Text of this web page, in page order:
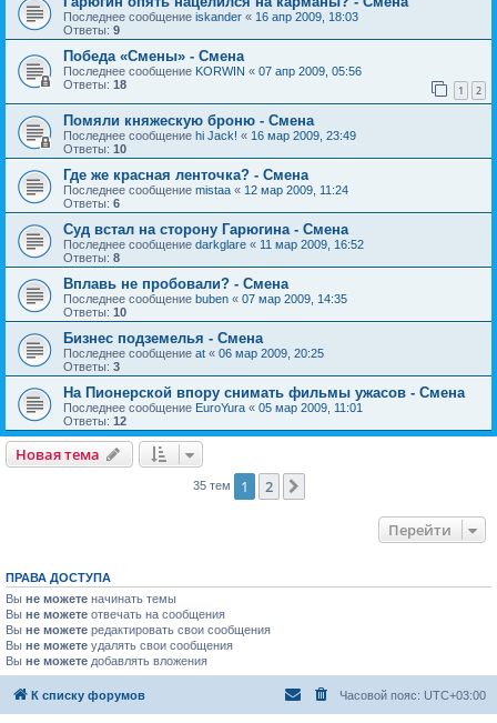
Последнее сообщение iskander « 16 апр 2009, 18:03
Ответы: 9
Победа «Смены» - Смена
Последнее сообщение KORWIN « 07 апр 2009, 05:56
Ответы: 18 1 2
Помяли княжескую броню - Смена
Последнее сообщение hi Jack! « 16 мар 2009, 23:49
Ответы: 10
Где же красная ленточка? - Смена
Последнее сообщение mistaa « 12 мар 2009, 11:24
Ответы: 6
Суд встал на сторону Гарюгина - Смена
Последнее сообщение darkglare « 11 мар 2009, 16:52
Ответы: 8
Вплавь не пробовали? - Смена
Последнее сообщение buben « 07 мар 2009, 14:35
Ответы: 10
Бизнес подземелья - Смена
Последнее сообщение at « 06 мар 2009, 20:25
Ответы: 3
На Пионерской впору снимать фильмы ужасов - Смена
Последнее сообщение EuroYura « 05 мар 2009, 11:01
Ответы: 12
Новая тема
35 тем 1 2
Перейти
ПРАВА ДОСТУПА
Вы не можете начинать темы
Вы не можете отвечать на сообщения
Вы не можете редактировать свои сообщения
Вы не можете удалять свои сообщения
Вы не можете добавлять вложения
К списку форумов Часовой пояс: UTC+03:00